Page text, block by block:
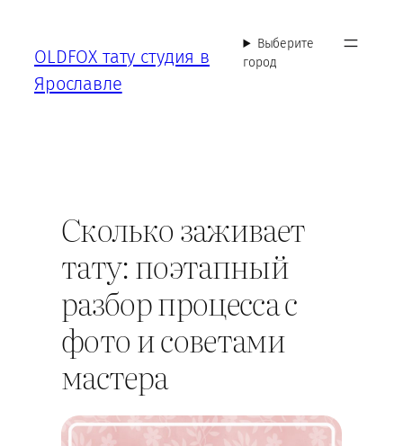
содержимому
OLDFOX тату студия в
Ярославле
Выберите
город
Сколько заживает
тату: поэтапный
разбор процесса с
фото и советами
мастера